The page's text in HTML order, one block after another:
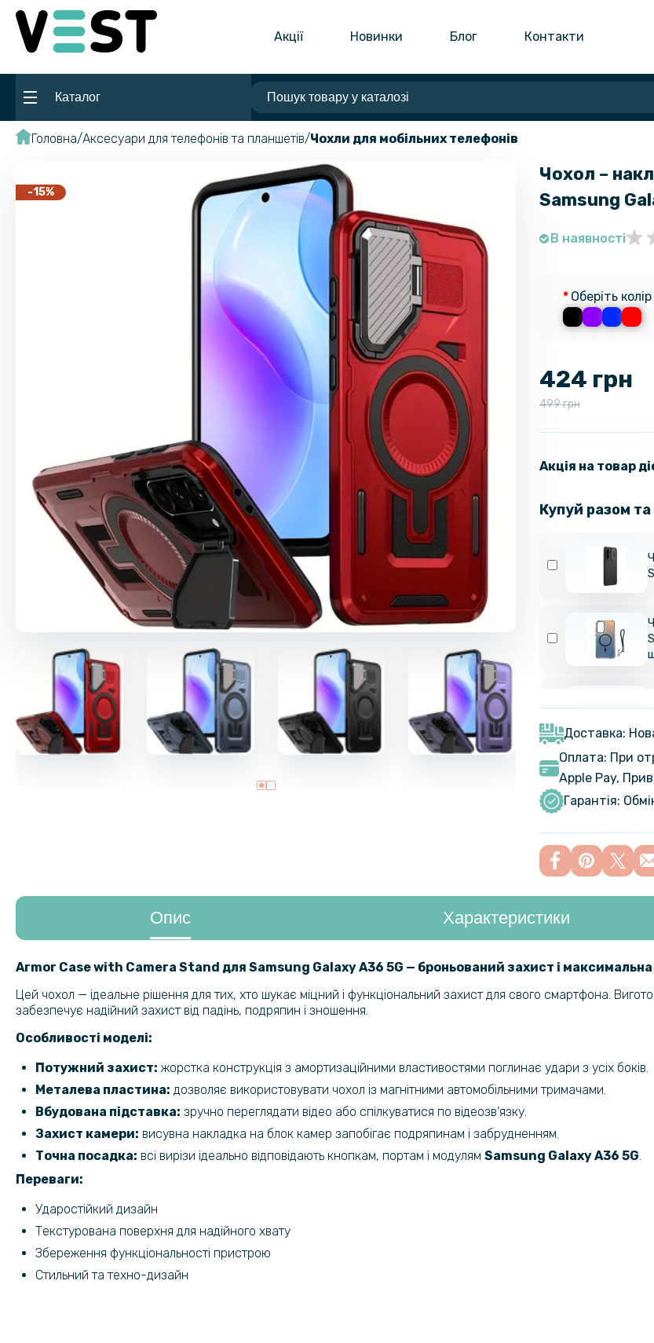
Акції Новинки Блог Контакти
Каталог
Головна Аксесуари для телефонів та планшетів Чохли для мобільних телефонів
-15%
Чохол –
Samsung
В наявності
Оберіть колір
424 грн
499 грн
Акція на товар
Купуй разом
Доставка:
Оплата: При
Apple Pay,
Гарантія:
Опис Характеристики
Armor Case with Camera Stand для Samsung Galaxy A36 5G — броньований захист і максимальна
Цей чохол — ідеальне рішення для тих, хто шукає міцний і функціональний захист для свого смартфона.
забезпечує надійний захист від падінь, подряпин і зношення.
Особливості моделі:
Потужний захист: жорстка конструкція з амортизаційними властивостями поглинає удари з усіх боків.
Металева пластина: дозволяє використовувати чохол із магнітними автомобільними тримачами.
Вбудована підставка: зручно переглядати відео або спілкуватися по відеозв’язку.
Захист камери: висувна накладка на блок камер запобігає подряпинам і забрудненням.
Точна посадка: всі вирізи ідеально відповідають кнопкам, портам і модулям Samsung Galaxy A36 5G
Переваги:
Ударостійкий дизайн
Текстурована поверхня для надійного хвату
Збереження функціональності пристрою
Стильний та техно-дизайн